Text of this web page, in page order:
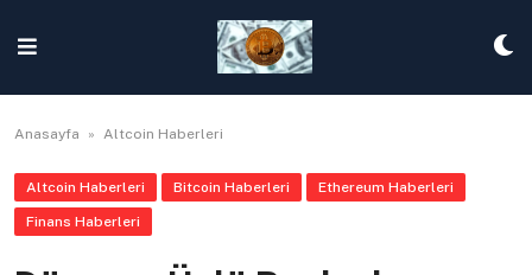
content
Anasayfa » Altcoin Haberleri
Altcoin Haberleri Bitcoin Haberleri Ethereum Haberleri
Finans Haberleri